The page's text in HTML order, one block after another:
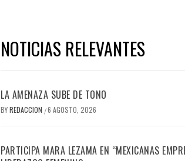
NOTICIAS RELEVANTES
LA AMENAZA SUBE DE TONO
BYREDACCION /6 AGOSTO, 2026
PARTICIPA MARA LEZAMA EN “MEXICANAS